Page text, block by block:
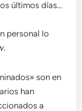
últimos días…
personal lo
.
son en
han
a